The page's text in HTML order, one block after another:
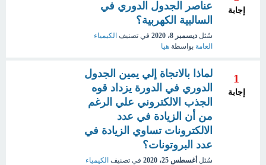
إجابة
عناصر الجدول الدوري في
السالبية الكهربية؟
سُئل ديسمبر 8، 2020 في تصنيف الكيمياء
العامة بواسطة هيا
1
إجابة
لماذا بالاتجاة إلي يمين الجدول
الدوري في الدورة يزداد قوه
الجذب الالكتروني علي الرغم
من أن الزيادة في عدد
الالكترونات تساوي الزيادة في
عدد البروتونات؟
سُئل أغسطس 25، 2020 في تصنيف الكيمياء